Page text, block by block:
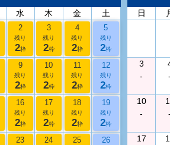
水 木 金 土
2
残り
2枠
3
残り
2枠
4
残り
2枠
5
残り
2枠
9
残り
2枠
10
残り
2枠
11
残り
2枠
12
残り
2枠
16
残り
2枠
17
残り
2枠
18
残り
2枠
19
残り
2枠
23 24 25 26
日
3
-
-
10
-
-
17